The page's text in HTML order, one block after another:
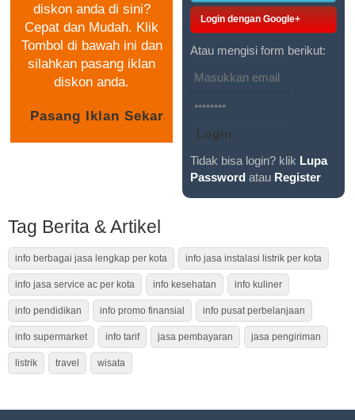
diskon anda di sini?
Cepat dan Mudah. Klik
Tombol di bawah ini dan
silahkan pasang iklan
diskon anda.
Login dengan Google+
Atau mengisi form berikut:
Tidak bisa login? klik Lupa
Password atau Register
Tag Berita & Artikel
info berbagai jasa lengkap per kota info jasa instalasi listrik per kota
info jasa service ac per kota info kesehatan info kuliner
info pendidikan info promo finansial info pusat perbelanjaan
info supermarket info tarif jasa pembayaran jasa pengiriman
listrik travel wisata